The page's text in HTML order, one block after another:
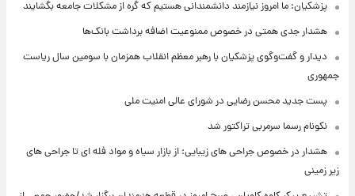
پزشکیان: ما امروز نیازمند دانشمندانی هستیم که گره از مشکلات جامعه بگشایند
هشدار جدی همتی در خصوص ممنوعیت اضافه ‌برداشت بانک‌ها
دیدار و گفت‌وگوی پزشکیان با رهبر معظم انقلاب همزمان با سومین سال ریاست
جمهوری
پست جدید محسن رضایی در شورای عالی امنیت ملی
نکونام رسما سرمربی تراکتور شد
هشدار در خصوص جراحی های زیبایی: از بازار سیاه و مواد فله ای تا جراحی های
زیر زمینی